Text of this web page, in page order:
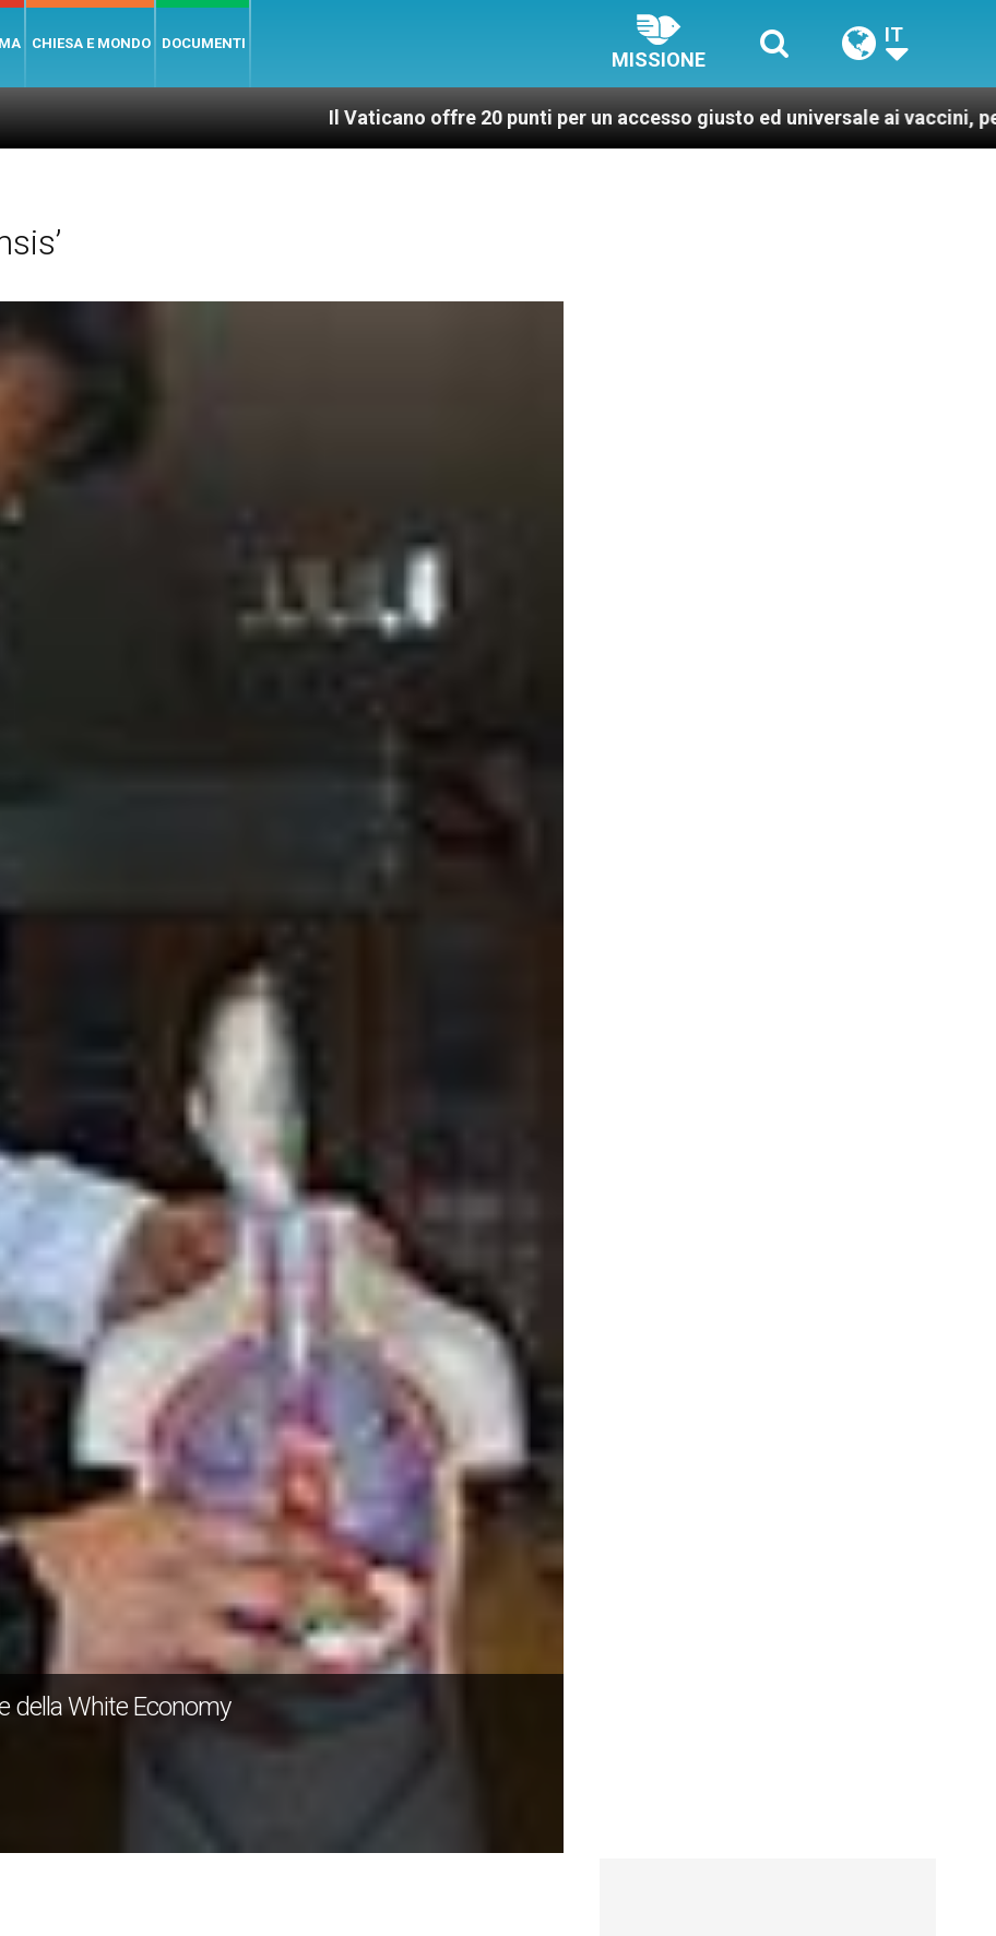
CHIESA E MONDO DOCUMENTI
MISSIONE
IT
Il Vaticano offre 20 punti per un accesso giusto ed universale ai vaccini, per un mondo più
della White Economy